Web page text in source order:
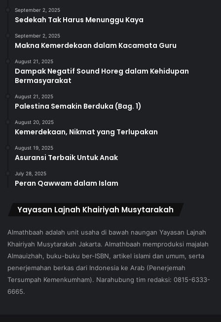
September 2, 2025
Sedekah Tak Harus Menunggu Kaya
September 2, 2025
Makna Kemerdekaan dalam Kacamata Guru
August 21, 2025
Dampak Negatif Sound Horeg dalam Kehidupan
Bermasyarakat
August 21, 2025
Palestina Semakin Berduka (Bag. 1)
August 20, 2025
Kemerdekaan, Nikmat yang Terlupakan
August 19, 2025
Asuransi Terbaik Untuk Anak
July 28, 2025
Peran Qawwam dalam Islam
Yayasan Lajnah Khairiyah Musytarakah
Almathbaah adalah unit usaha di bawah naungan Yayasan Lajnah
Khairiyah Musytarakah Jakarta. Almathbaah memproduksi majalah
Almauizhah, buku-buku ber-ISBN, artikel islami dan umum, serta
penerjemahan berkas dari Indonesia ke Arab (Penerjemah
Tersumpah Kemenkumham). Narahubung tim redaksi: 0815-6333-
6665.